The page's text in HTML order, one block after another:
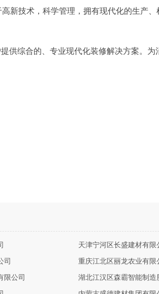
新技术，科学管理，拥有现代化的生产
供综合的、专业现代化装修解决方案。
天津宁河区长盛建材有限
司 重庆江北区丽龙农业有限
限公司 湖北江汉区森霸智能制造